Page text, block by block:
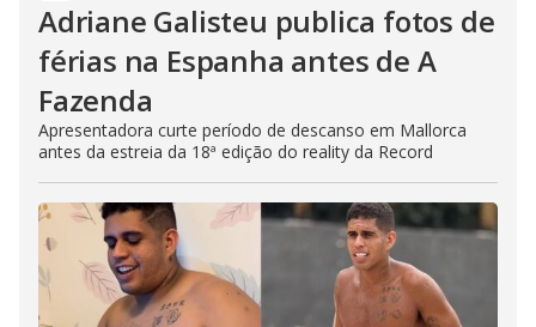
Adriane Galisteu publica fotos de
férias na Espanha antes de A
Fazenda
Apresentadora curte período de descanso em Mallorca
antes da estreia da 18ª edição do reality da Record